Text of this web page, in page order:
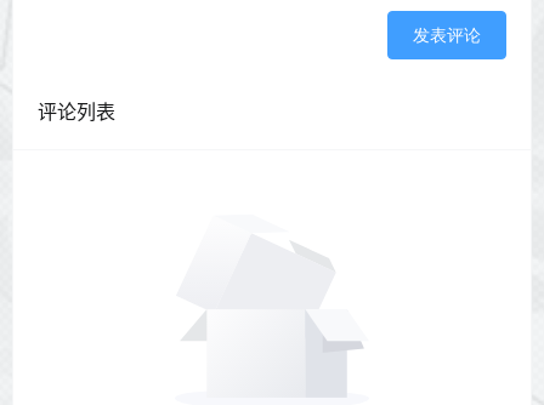
发表评论
评论列表